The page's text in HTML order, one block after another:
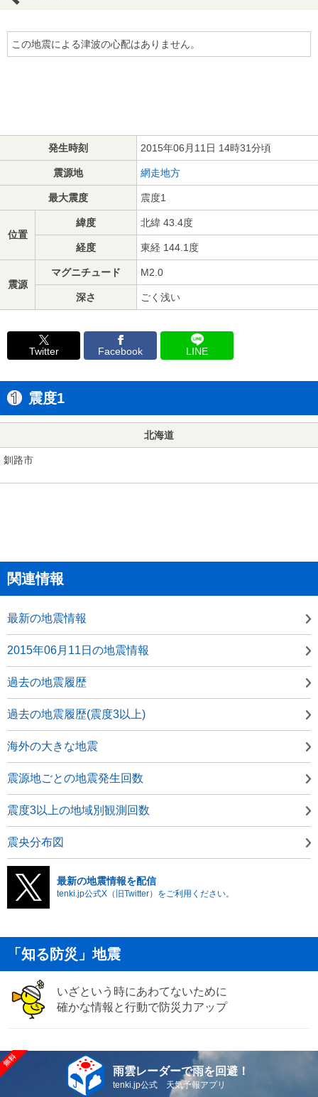
この地震による津波の心配はありません。
発生時刻 2015年06月11日 14時31分頃
震源地 網走地方
最大震度 震度1
位置
緯度 北緯 43.4度
経度 東経 144.1度
震源
マグニチュード M2.0
深さ ごく浅い
Twitter Facebook LINE
震度1
北海道
釧路市
関連情報
最新の地震情報
2015年06月11日の地震情報
過去の地震履歴
過去の地震履歴(震度3以上)
海外の大きな地震
震源地ごとの地震発生回数
震度3以上の地域別観測回数
震央分布図
最新の地震情報を配信
tenki.jp公式X（旧Twitter）をご利用ください。
「知る防災」地震
いざという時にあわてないために
確かな情報と行動で防災力アップ
雨雲レーダーで雨を回避！
tenki.jp公式 天気予報アプリ